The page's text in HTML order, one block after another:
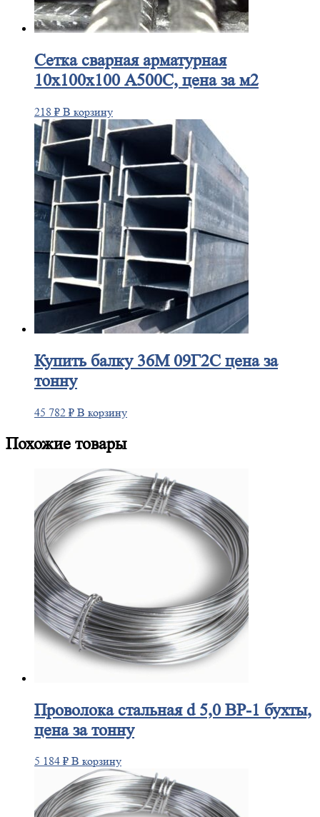
Сеткасварная арматурная
10х100х100 А500С, цена за м2
218 ₽ В корзину
Купитьбалку 36М 09Г2С цена за
тонну
45 782 ₽ В корзину
Похожие товары
Проволокастальная d 5,0 ВР-1 бухты,
цена за тонну
5 184 ₽ В корзину